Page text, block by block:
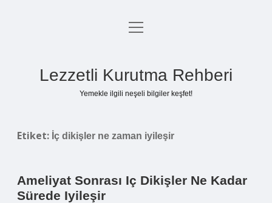
Anasayfa
menüyü
Lezzetli Kurutma Rehberi
Yemekle ilgili neşeli bilgiler keşfet!
Etiket: İç dikişler ne zaman iyileşir
Ameliyat Sonrası Iç Dikişler Ne Kadar
Sürede Iyileşir